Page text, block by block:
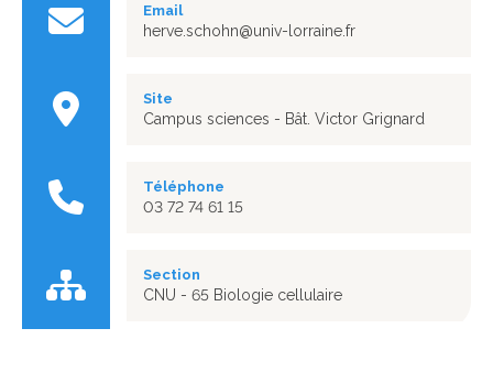
Email
herve.schohn@univ-lorraine.fr
Site
Campus sciences - Bât. Victor Grignard
Téléphone
03 72 74 61 15
Section
CNU - 65 Biologie cellulaire